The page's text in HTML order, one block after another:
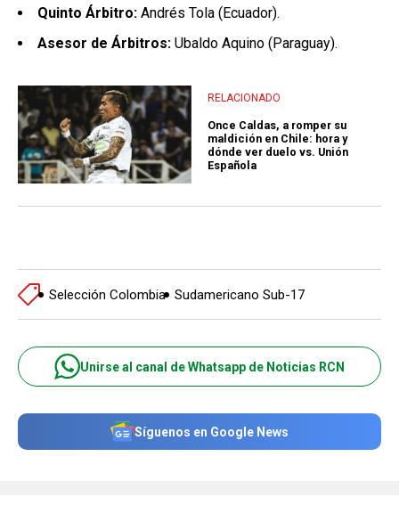
Quinto Árbitro: Andrés Tola (Ecuador).
Asesor de Árbitros: Ubaldo Aquino (Paraguay).
RELACIONADO
Once Caldas, a romper su
maldición en Chile: hora y
dónde ver duelo vs. Unión
Española
Selección Colombia Sudamericano Sub-17
Unirse al canal de Whatsapp de Noticias RCN
Síguenos en Google News